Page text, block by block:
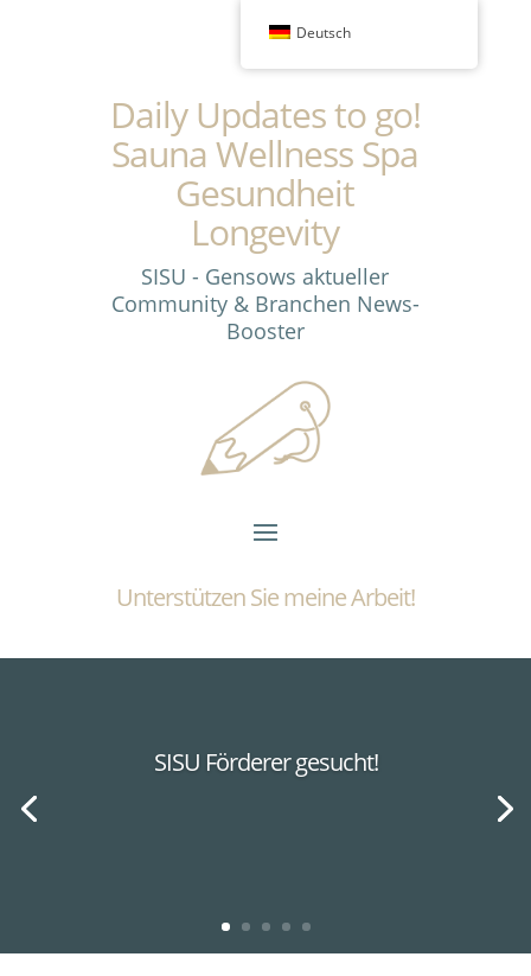
Daily Updates to go!
Sauna Wellness Spa
Gesundheit
Longevity
SISU - Gensows aktueller
Community & Branchen News-
Booster
Unterstützen Sie meine Arbeit!
SISU Förderer gesucht!
Deutsch